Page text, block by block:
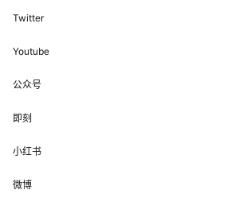
Twitter
Youtube
公众号
即刻
小红书
微博